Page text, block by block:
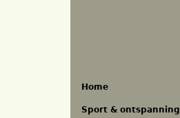
Home
Sport & ontspanning